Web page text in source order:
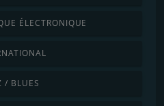
ÉLECTRONIQUE
/ BLUES